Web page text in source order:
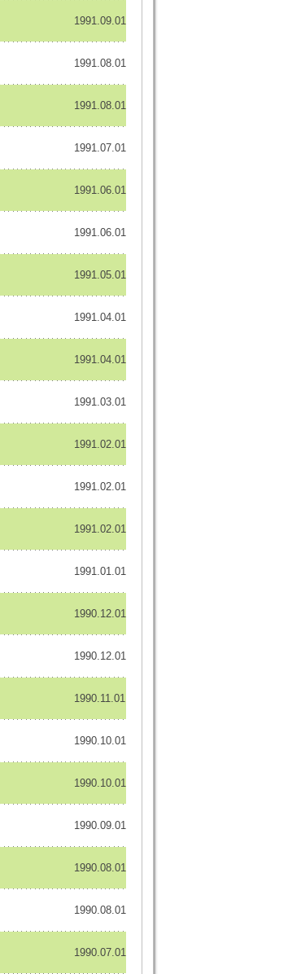
1991.09.01
1991.08.01
1991.08.01
1991.07.01
1991.06.01
1991.06.01
1991.05.01
1991.04.01
1991.04.01
1991.03.01
1991.02.01
1991.02.01
1991.02.01
1991.01.01
1990.12.01
1990.12.01
1990.11.01
1990.10.01
1990.10.01
1990.09.01
1990.08.01
1990.08.01
1990.07.01